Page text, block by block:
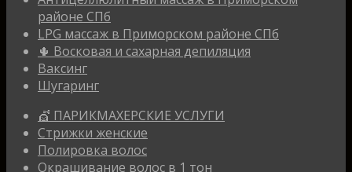
районе СПб
LPG массаж в Приморском районе СПб
🌵 Восковая и сахарная депиляция
Ваксинг
Шугаринг
💇 ПАРИКМАХЕРСКИЕ УСЛУГИ
Стрижки женские
Полировка волос
Окрашивание волос в 1 тон